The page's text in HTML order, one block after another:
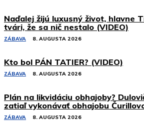
Naďalej žijú luxusný život, hlavne
tvári, že sa nič nestalo (VIDEO)
ZÁBAVA 8. AUGUSTA 2026
Kto bol PÁN TATIER? (VIDEO)
ZÁBAVA 8. AUGUSTA 2026
Plán na likvidáciu obhajoby?
zatiaľ vykonávať obhajobu
ZÁBAVA 8. AUGUSTA 2026